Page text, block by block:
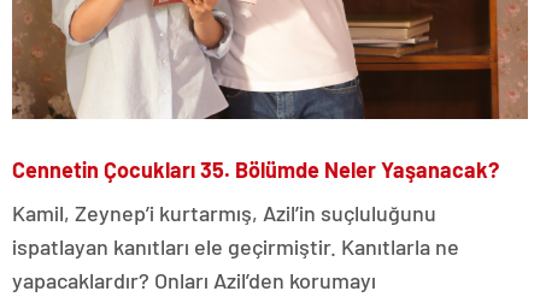
Cennetin Çocukları 35. Bölümde Neler Yaşanacak?
Kamil, Zeynep’i kurtarmış, Azil’in suçluluğunu
ispatlayan kanıtları ele geçirmiştir. Kanıtlarla ne
yapacaklardır? Onları Azil’den korumayı